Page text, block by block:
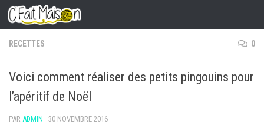
Skip to content
RECETTES 0
Voici comment réaliser des petits pingouins pour
l’apéritif de Noël
PAR ADMIN · 30 NOVEMBRE 2016